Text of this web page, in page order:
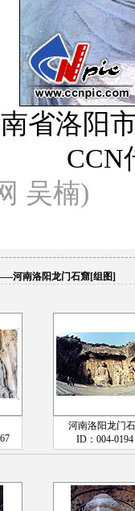
南省洛
CCN
吴楠)
河南洛阳龙门石窟[组图]
河南洛阳龙门
ID：004-0194